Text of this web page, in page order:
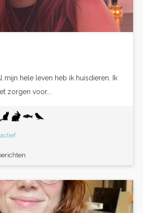
mijn hele leven heb ik huisdieren. Ik
zorgen voor...